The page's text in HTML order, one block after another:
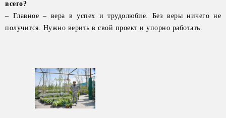
всего?
– Главное – вера в успех и трудолюбие. Без веры ничего не
получится. Нужно верить в свой проект и упорно работать.